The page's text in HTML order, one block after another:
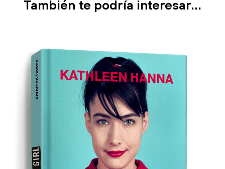
También te podría interesar...